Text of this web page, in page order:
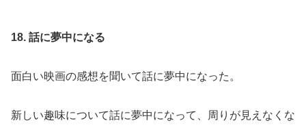
18. 話に夢中になる
面白い映画の感想を聞いて話に夢中になった。
新しい趣味について話に夢中になって、周りが見えなくな